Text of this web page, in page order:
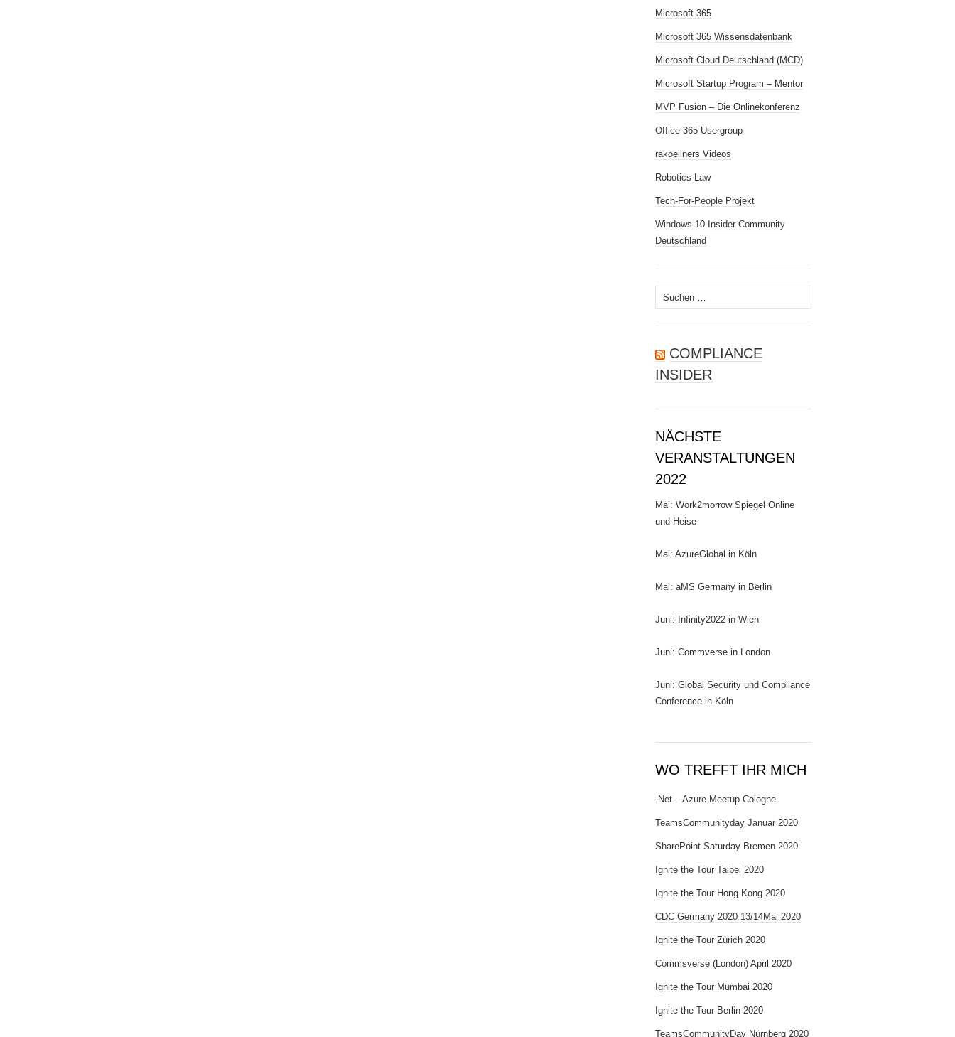
Microsoft 365
Microsoft 365 Wissensdatenbank
Microsoft Cloud Deutschland (MCD)
Microsoft Startup Program – Mentor
MVP Fusion – Die Onlinekonferenz
Office 365 Usergroup
rakoellners Videos
Robotics Law
Tech-For-People Projekt
Windows 10 Insider Community
Deutschland
Suchen
nach:
COMPLIANCE
INSIDER
NÄCHSTE
VERANSTALTUNGEN
2022
Mai: Work2morrow Spiegel Online
und Heise
Mai: AzureGlobal in Köln
Mai: aMS Germany in Berlin
Juni: Infinity2022 in Wien
Juni: Commverse in London
Juni: Global Security und Compliance
Conference in Köln
WO TREFFT IHR MICH
.Net – Azure Meetup Cologne
TeamsCommunityday Januar 2020
SharePoint Saturday Bremen 2020
Ignite the Tour Taipei 2020
Ignite the Tour Hong Kong 2020
CDC Germany 2020 13/14Mai 2020
Ignite the Tour Zürich 2020
Commsverse (London) April 2020
Ignite the Tour Mumbai 2020
Ignite the Tour Berlin 2020
TeamsCommunityDay Nürnberg 2020